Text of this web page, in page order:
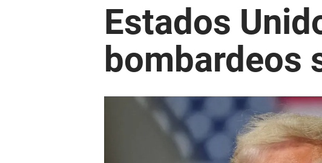
Estados
bombardeos